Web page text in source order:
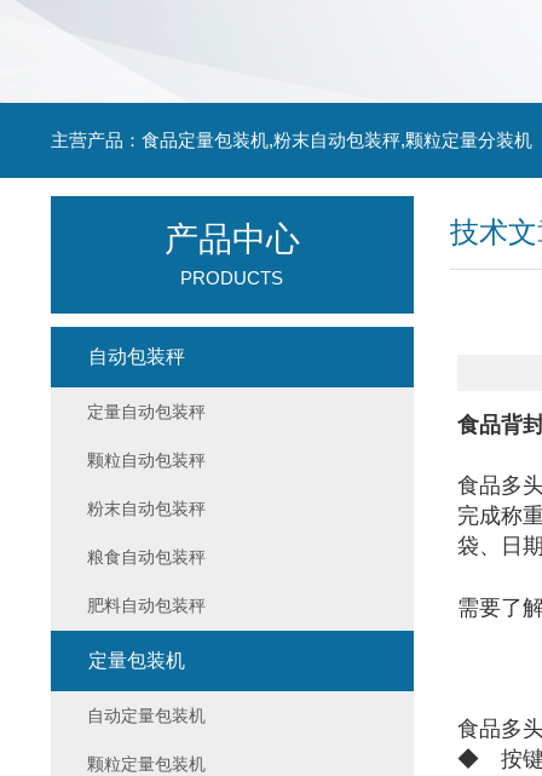
主营产品：食品定量包装机,粉末自动包装秤,颗粒定量分装机
技术
食品背
食品多
完成称
袋、日
需要了
食品多
◆ 按键
产品中心
PRODUCTS
自动包装秤
定量自动包装秤
颗粒自动包装秤
粉末自动包装秤
粮食自动包装秤
肥料自动包装秤
定量包装机
自动定量包装机
颗粒定量包装机